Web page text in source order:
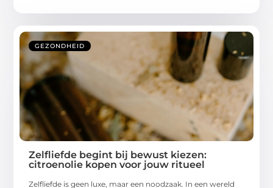
GEZONDHEID
Zelfliefde begint bij bewust kiezen:
citroenolie kopen voor jouw ritueel
Zelfliefde is geen luxe, maar een noodzaak. In een wereld